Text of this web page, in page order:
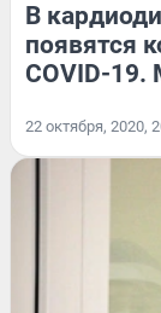
В
появятся
COVID-19.
22 октября, 2020,